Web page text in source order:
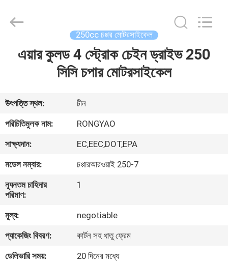
বাড়ি
আমাদের
সম্পর্কে
কারখানা
ভ্রমণ
মান
নিয়ন্ত্রণ
Vehicle
Co.,Ltd.
250cc চপ্পর মোটরসাইকেল
এয়ার কুলড 4 স্ট্রোক চেইন ড্রাইভ 250
সিসি চপার মোটরসাইকেল
উৎপত্তি স্থল:
চীন
পরিচিতিমুলক নাম:
RONGYAO
সাক্ষ্যদান:
EC,EEC,DOT,EPA
মডেল নম্বার:
চপ্পারআরওয়াই 250-7
ন্যূনতম চাহিদার
পরিমাণ:
1
মূল্য:
negotiable
প্যাকেজিং বিবরণ:
কার্টন সহ ধাতু ফ্রেম
ডেলিভারি সময়:
20 দিনের মধ্যে